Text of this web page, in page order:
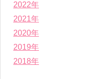
2022年
2021年
2020年
2019年
2018年